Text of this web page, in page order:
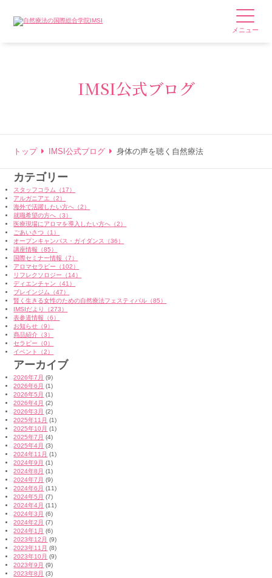
メニュー
IMSI公式ブログ
トップ IMSI公式ブログ 身体の声を聴く自然療法
カテゴリー
スタッフコラム（17）
アルガニアエ（2）
海外で活躍したい方へ（2）
就職希望の方へ（3）
医療現場にアロマを導入したい方へ（2）
ごあいさつ（1）
オープンキャンパス・ガイダンス（36）
講座情報（85）
国際セミナー情報（7）
アロマセラピー（102）
リフレクソロジー（14）
ディエンチャン（41）
ブレインジム（47）
賢く生きる女性のための自然療法フェスティバル（85）
IMSIだより（273）
表参道情報（6）
お知らせ（9）
商品紹介（3）
セラピー（0）
イベント（2）
アーカイブ
2026年7月 (9)
2026年6月 (1)
2026年5月 (1)
2026年4月 (2)
2026年3月 (2)
2025年11月 (1)
2025年10月 (1)
2025年7月 (4)
2025年4月 (3)
2024年11月 (1)
2024年9月 (1)
2024年8月 (1)
2024年7月 (9)
2024年6月 (11)
2024年5月 (7)
2024年4月 (11)
2024年3月 (6)
2024年2月 (7)
2024年1月 (6)
2023年12月 (9)
2023年11月 (8)
2023年10月 (9)
2023年9月 (9)
2023年8月 (3)